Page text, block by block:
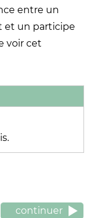
entre un
et un participe
voir cet
continuer